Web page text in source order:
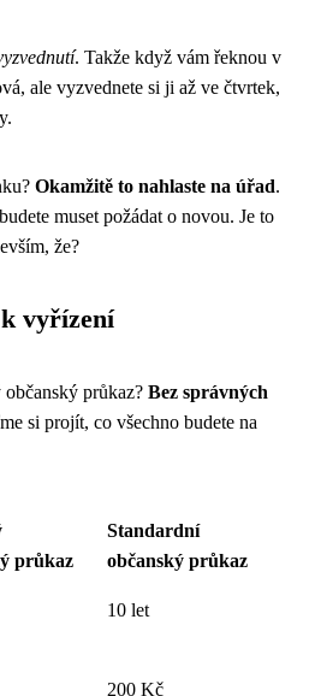
. Takže když vám řeknou v
ale vyzvednete si ji až ve čtvrtek,
Okamžitě to nahlaste na úřad.
muset požádat o novou. Je to
že?
vyřízení
průkaz? Bez správných
si projít, co všechno budete na
průkaz
Standardní
občanský průkaz
10 let
200 Kč